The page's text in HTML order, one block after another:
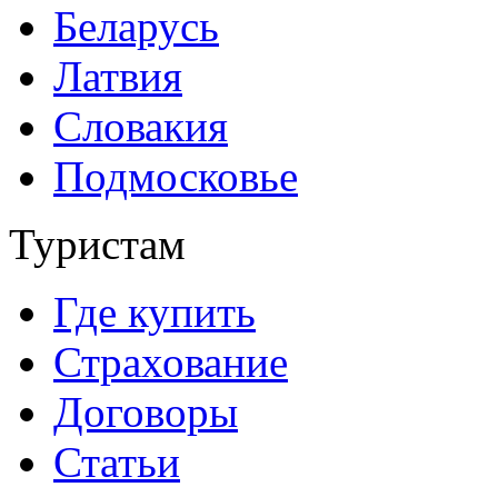
Беларусь
Латвия
Словакия
Подмосковье
Туристам
Где купить
Страхование
Договоры
Статьи